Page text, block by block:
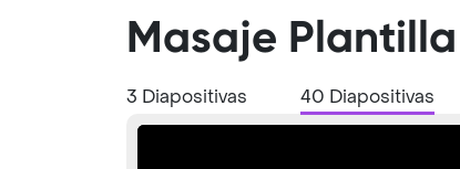
Masaje
3 Diapositivas 40 Diapositivas